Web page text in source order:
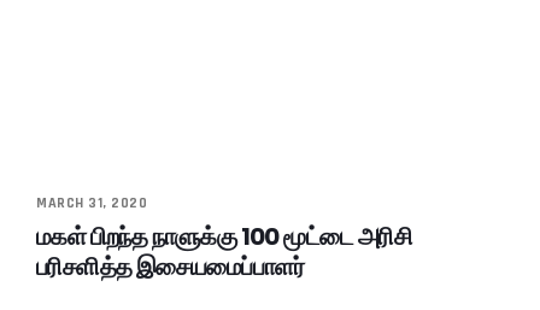
MARCH 31, 2020
மகள் பிறந்த நாளுக்கு 100 மூட்டை அரிசி
பரிசளித்த இசையமைப்பாளர்